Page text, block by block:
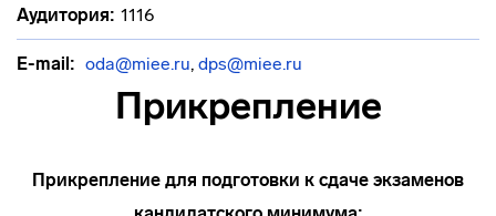
Аудитория: 1116
E-mail: oda@miee.ru, dps@miee.ru
Прикрепление
Прикрепление для подготовки к сдаче экзаменов